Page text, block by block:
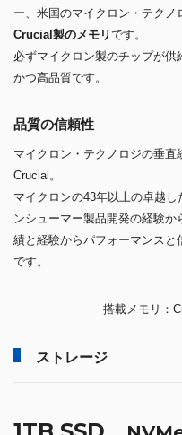
ー、米国のマイクロン・テク
Crucial製のメモリです。
必ずマイクロン製のチップが供
かつ高品質です。
品質の信頼性
マイクロン・テクノロジの垂
Crucial。
マイクロンの43年以上の卓越
ンシューマー製品開発の経験
績と経験からパフォーマンスと
です。
搭載メモリ：
ストレージ